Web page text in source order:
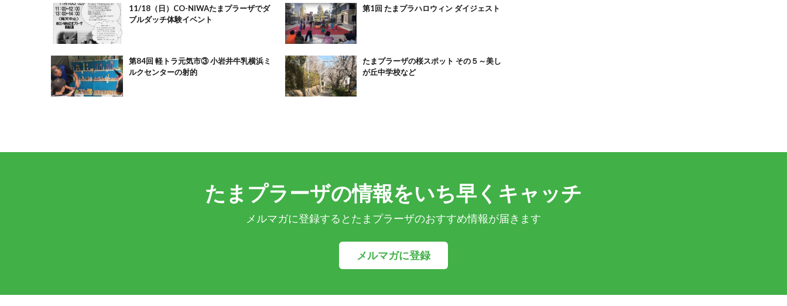
11/18（日）CO-NIWAたまプラーザでダ
ブルダッチ体験イベント
第1回 たまプラハロウィン ダイジェスト
第84回 軽トラ元気市③ 小岩井牛乳横浜ミ
ルクセンターの射的
たまプラーザの桜スポット その５～美し
が丘中学校など
たまプラーザの情報をいち早くキャッチ
メルマガに登録するとたまプラーザのおすすめ情報が届きます
メルマガに登録